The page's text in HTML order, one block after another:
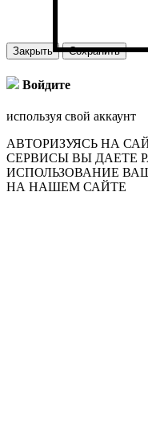
Закрыть Сохранить
Войдите
используя свой аккаунт
АВТОРИЗУЯСЬ НА
СЕРВИСЫ ВЫ ДАЕТЕ
ИСПОЛЬЗОВАНИЕ
НА НАШЕМ САЙТЕ